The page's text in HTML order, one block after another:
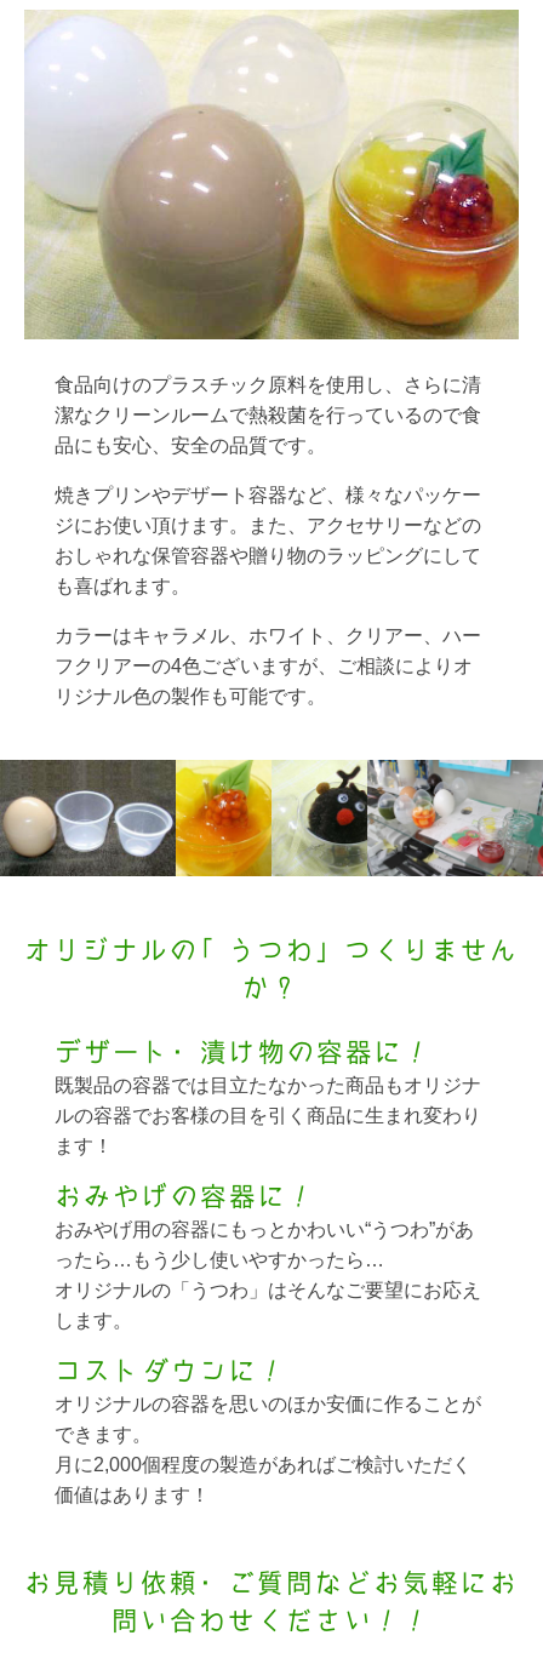
食品向けのプラスチック原料を使用し、さらに清
潔なクリーンルームで熱殺菌を行っているので食
品にも安心、安全の品質です。
焼きプリンやデザート容器など、様々なパッケー
ジにお使い頂けます。また、アクセサリーなどの
おしゃれな保管容器や贈り物のラッピングにして
も喜ばれます。
カラーはキャラメル、ホワイト、クリアー、ハー
フクリアーの4色ございますが、ご相談によりオ
リジナル色の製作も可能です。
オリジナルの「うつわ」つくりません
か？
デザート・漬け物の容器に！
既製品の容器では目立たなかった商品もオリジナ
ルの容器でお客様の目を引く商品に生まれ変わり
ます！
おみやげの容器に！
おみやげ用の容器にもっとかわいい“うつわ”があ
ったら…もう少し使いやすかったら…
オリジナルの「うつわ」はそんなご要望にお応え
します。
コストダウンに！
オリジナルの容器を思いのほか安価に作ることが
できます。
月に2,000個程度の製造があればご検討いただく
価値はあります！
お見積り依頼・ご質問などお気軽にお
問い合わせください！！